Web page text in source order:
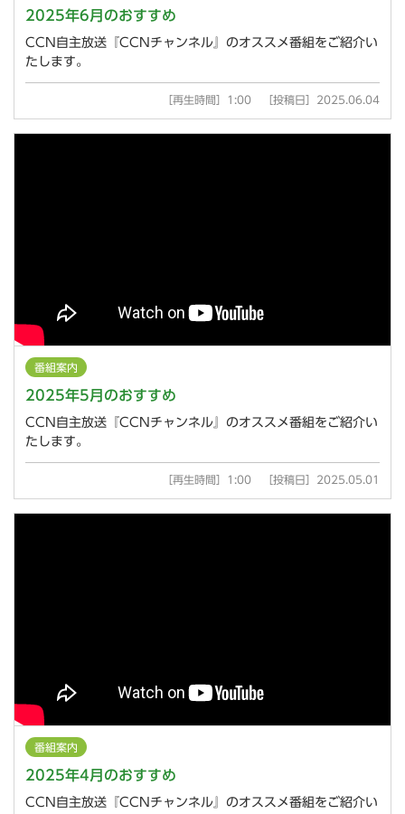
2025年6月のおすすめ
CCN自主放送『CCNチャンネル』のオススメ番組をご紹介い
たします。
［再生時間］1:00 ［投稿日］2025.06.04
番組案内
2025年5月のおすすめ
CCN自主放送『CCNチャンネル』のオススメ番組をご紹介い
たします。
［再生時間］1:00 ［投稿日］2025.05.01
番組案内
2025年4月のおすすめ
CCN自主放送『CCNチャンネル』のオススメ番組をご紹介い